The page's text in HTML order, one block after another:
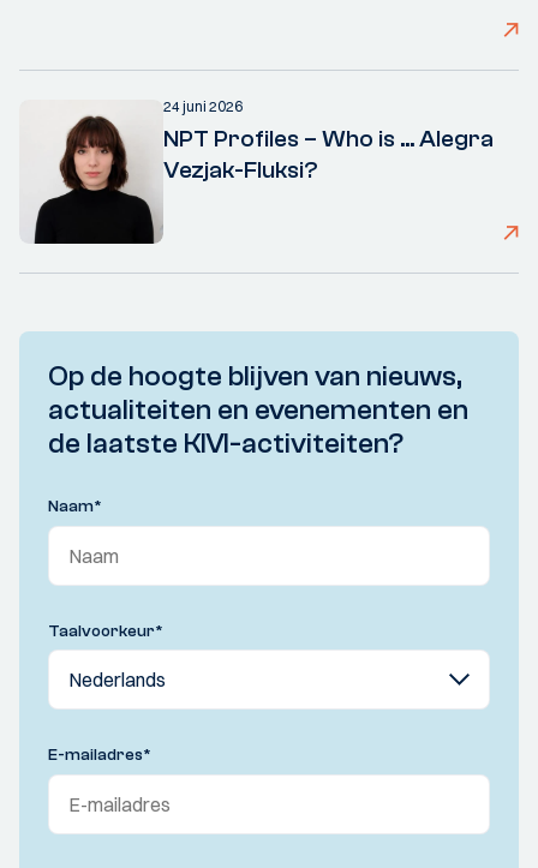
24 juni 2026
NPT Profiles – Who is ... Alegra
Vezjak-Fluksi?
Op de hoogte blijven van nieuws,
actualiteiten en evenementen en
de laatste KIVI-activiteiten?
Naam*
Taalvoorkeur*
E-mailadres*